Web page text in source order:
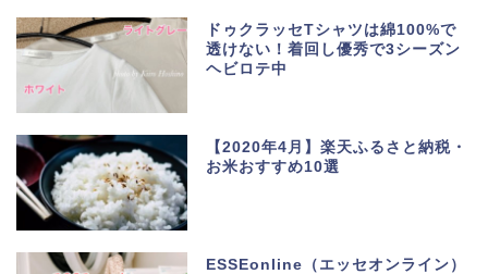
ドゥクラッセTシャツは綿100%で
透けない！着回し優秀で3シーズン
ヘビロテ中
【2020年4月】楽天ふるさと納税・
お米おすすめ10選
ESSEonline（エッセオンライン）